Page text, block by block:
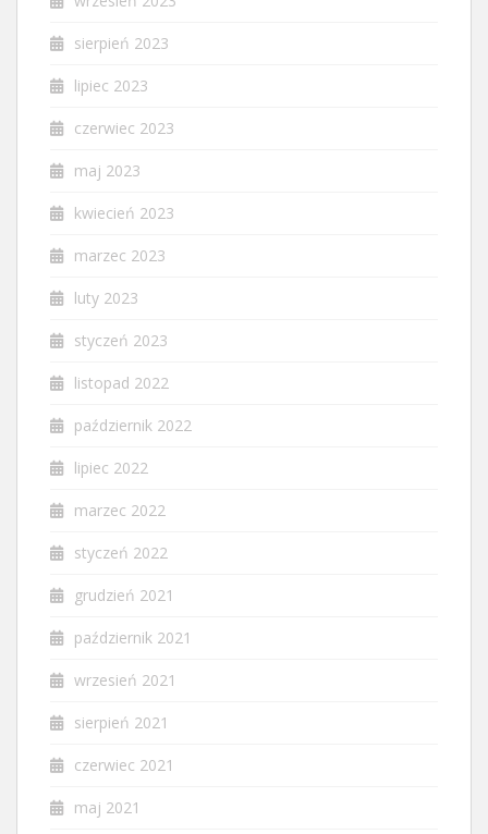
sierpień 2023
lipiec 2023
czerwiec 2023
maj 2023
kwiecień 2023
marzec 2023
luty 2023
styczeń 2023
listopad 2022
październik 2022
lipiec 2022
marzec 2022
styczeń 2022
grudzień 2021
październik 2021
wrzesień 2021
sierpień 2021
czerwiec 2021
maj 2021